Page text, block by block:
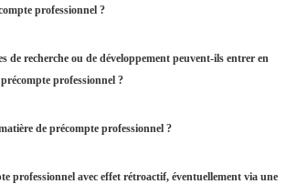
professionnel ?
de recherche ou de développement peuvent-ils entrer en
professionnel ?
de précompte professionnel ?
professionnel avec effet rétroactif, éventuellement via une